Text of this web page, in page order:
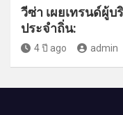
วีซ่า เผยเทรนด์ผู้
ประจำถิ่น:
4 ปี ago admin